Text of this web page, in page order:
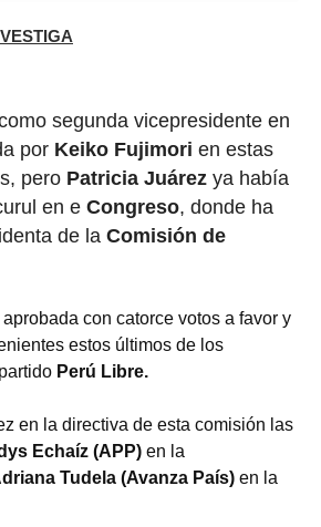
segunda vicepresidente en
por Keiko Fujimori en estas
pero Patricia Juárez ya había
en e Congreso, donde ha
de la Comisión de
con catorce votos a favor y
estos últimos de los
Perú Libre.
en la directiva de esta comisión las
Echaíz (APP) en la
Tudela (Avanza País) en la